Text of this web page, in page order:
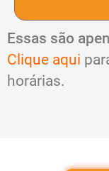
Essas são
Clique aqui
horárias.